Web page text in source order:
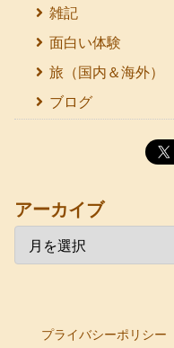
雑記
面白い体験
旅（国内＆海外）
ブログ
アーカイブ
プライバシーポリシー